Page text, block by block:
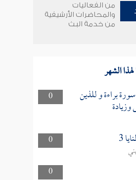
من الفعاليات
والمحاضرات الأرشيفية
من خدمة البث
الشهر
0 براءة و للذين
0
3
0